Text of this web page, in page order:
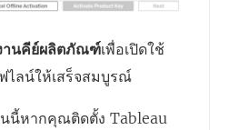
านคีย์ผลิตภัณฑ์เพื่อเปิดใช้
ไลน์ให้เสร็จสมบูรณ์
นี้หากคุณติดตั้ง Tableau